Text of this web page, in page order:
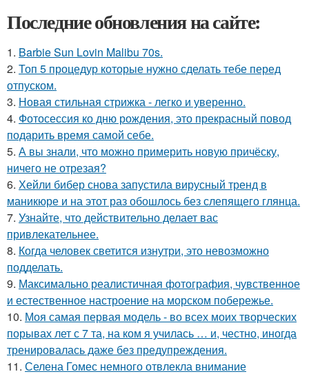
Последние обновления на сайте:
1. Barbie Sun Lovin Malibu 70s.
2. Топ 5 процедур которые нужно сделать тебе перед
отпуском.
3. Новая стильная стрижка - легко и уверенно.
4. Фотосессия ко дню рождения, это прекрасный повод
подарить время самой себе.
5. А вы знали, что можно примерить новую причёску,
ничего не отрезая?
6. Хейли бибер снова запустила вирусный тренд в
маникюре и на этот раз обошлось без слепящего глянца.
7. Узнайте, что действительно делает вас
привлекательнее.
8. Когда человек светится изнутри, это невозможно
подделать.
9. Максимально реалистичная фотография, чувственное
и естественное настроение на морском побережье.
10. Моя самая первая модель - во всех моих творческих
порывах лет с 7 та, на ком я училась … и, честно, иногда
тренировалась даже без предупреждения.
11. Селена Гомес немного отвлекла внимание